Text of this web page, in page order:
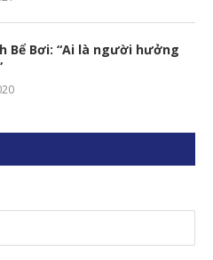
Bể Bơi: “Ai là người hưởng